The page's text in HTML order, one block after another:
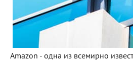
Amazon - одна из всемирно